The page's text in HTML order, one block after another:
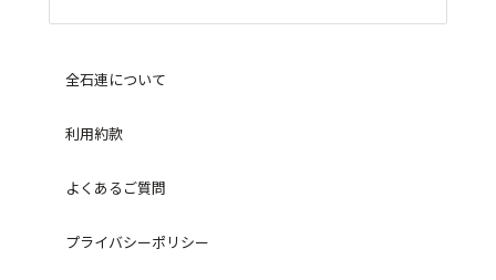
全石連について
利用約款
よくあるご質問
プライバシーポリシー